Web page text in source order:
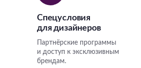
Спецусловия
для дизайнеров
Партнёрские программы
и доступ к эксклюзивным
брендам.